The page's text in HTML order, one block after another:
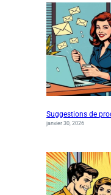
Suggestions de
janvier 30, 2026